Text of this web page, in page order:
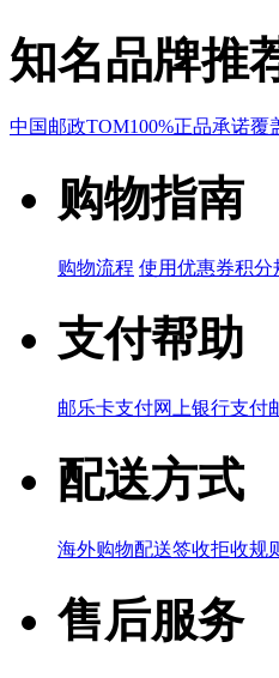
知名品牌推
中国邮政TOM100%正品承诺覆
购物指南
购物流程 使用优惠券积分
支付帮助
邮乐卡支付网上银行支付
配送方式
海外购物配送签收拒收规
售后服务